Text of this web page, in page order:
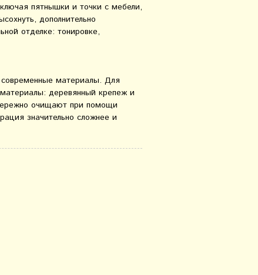
пятнышки и точки с мебели,
дополнительно
отделке: тонировке,
материалы. Для
деревянный крепеж и
очищают при помощи
значительно сложнее и